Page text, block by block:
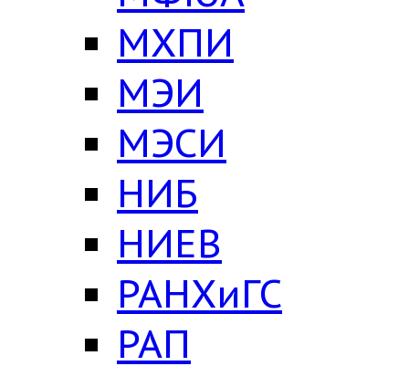
МХПИ
МЭИ
МЭСИ
НИБ
НИЕВ
РАНХиГС
РАП